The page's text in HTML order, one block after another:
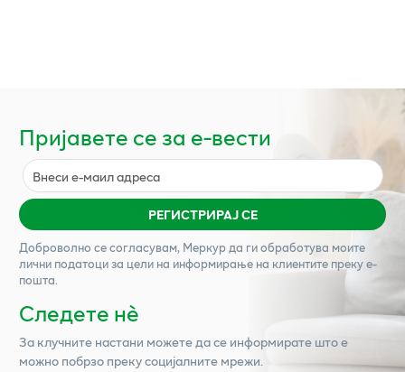
Пријавете се за е-вести
РЕГИСТРИРАЈ СЕ
Доброволно се согласувам, Меркурда ги обработува моите
лични податоци за цели на информирање на клиентите преку е-
пошта.
Следете нѐ
За клучните настани можете да се информирате што е
можно побрзо преку социјалните мрежи.